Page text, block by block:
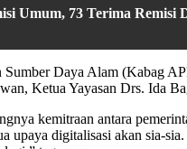
Umum, 73 Terima Remisi
Daya Alam (Kabag
Ketua Yayasan Drs. Ida
kemitraan antara
upaya digitalisasi akan